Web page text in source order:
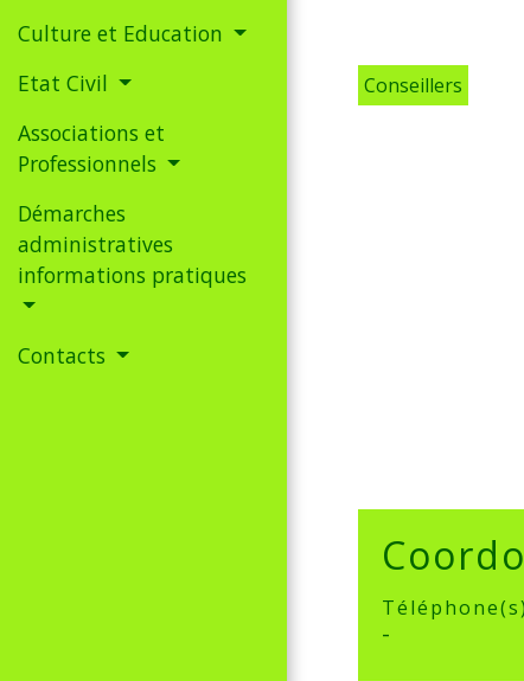
Culture et Education
Etat Civil
Associations et
Professionnels
Démarches
administratives
informations pratiques
Contacts
Conseillers
Téléphone(s)
-